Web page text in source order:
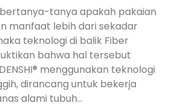
tanya apakah pakaian
manfaat lebih dari sekadar
teknologi di balik Fiber
bahwa hal tersebut
menggunakan teknologi
dirancang untuk bekerja
alami tubuh...